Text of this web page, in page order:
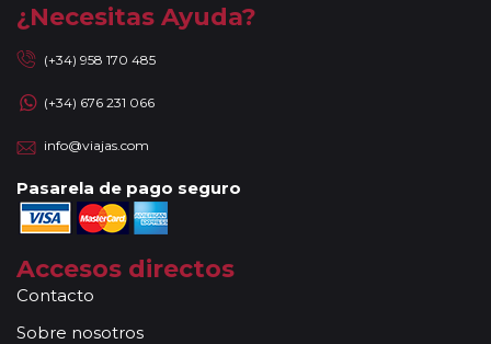
¿Necesitas Ayuda?
(+34) 958 170 485
(+34) 676 231 066
info@viajas.com
Pasarela de pago seguro
Accesos directos
Contacto
Sobre nosotros